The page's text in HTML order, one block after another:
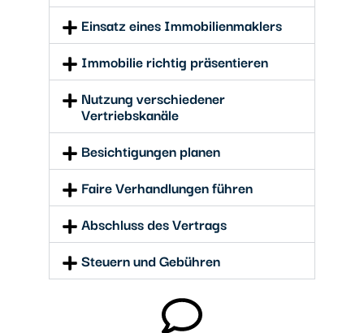
Einsatz eines Immobilienmaklers
Immobilie richtig präsentieren
Nutzung verschiedener
Vertriebskanäle
Besichtigungen planen
Faire Verhandlungen führen
Abschluss des Vertrags
Steuern und Gebühren